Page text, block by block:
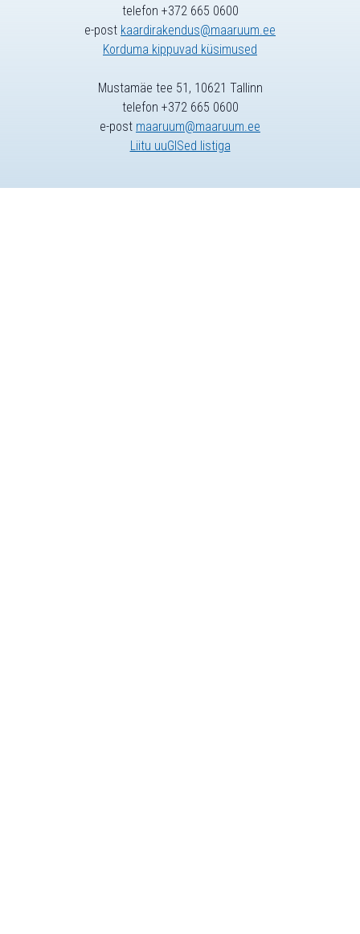
telefon +372 665 0600
e-post kaardirakendus@maaruum.ee
Korduma kippuvad küsimused
Mustamäe tee 51, 10621 Tallinn
telefon +372 665 0600
e-post maaruum@maaruum.ee
Liitu uuGISed listiga